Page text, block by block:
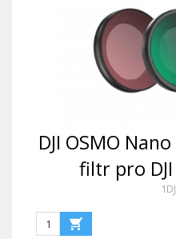
DJI OSMO
filtr pro